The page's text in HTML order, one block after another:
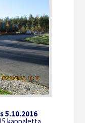
5.10.2016